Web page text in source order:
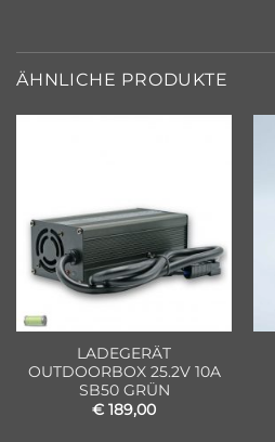
ÄHNLICHE PRODUKTE
LADEGERÄT
OUTDOORBOX 25.2V 10A
SB50 GRÜN
€ 189,00